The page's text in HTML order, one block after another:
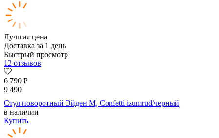
Лучшая цена
Доставка за 1 день
Быстрый просмотр
12 отзывов
6 790 Р
9 490
Стул поворотный Эйден М, Confetti izumrud/черный
в наличии
Купить